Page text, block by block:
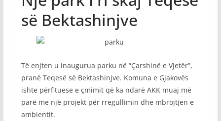
së Bektashinjve
Të enjten u inaugurua parku në “Çarshinë e Vjetër”,
pranë Teqesë së Bektashinjve. Komuna e Gjakovës
ishte përfituese e çmimit që ka ndarë AKK muaj më
parë me një projekt për rregullimin dhe mbrojtjen e
ambientit.